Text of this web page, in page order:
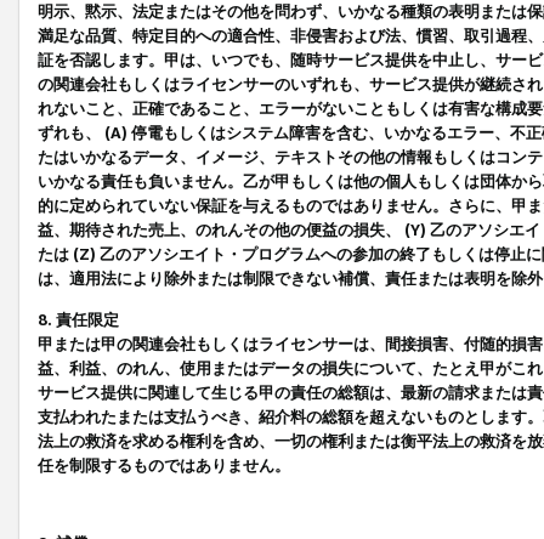
明示、黙示、法定またはその他を問わず、いかなる種類の表明または
満足な品質、特定目的への適合性、非侵害および法、慣習、取引過程
証を否認します。甲は、いつでも、随時サービス提供を中止し、サー
の関連会社もしくはライセンサーのいずれも、サービス提供が継続さ
れないこと、正確であること、エラーがないこともしくは有害な構成
ずれも、 (A) 停電もしくはシステム障害を含む、いかなるエラー、不
たはいかなるデータ、イメージ、テキストその他の情報もしくはコン
いかなる責任も負いません。乙が甲もしくは他の個人もしくは団体か
的に定められていない保証を与えるものではありません。さらに、甲
益、期待された売上、のれんその他の便益の損失、 (Y) 乙のアソシエ
たは (Z) 乙のアソシエイト・プログラムへの参加の終了もしくは停止
は、適用法により除外または制限できない補償、責任または表明を除
8. 責任限定
甲または甲の関連会社もしくはライセンサーは、間接損害、付随的損
益、利益、のれん、使用またはデータの損失について、たとえ甲がこ
サービス提供に関連して生じる甲の責任の総額は、最新の請求または
支払われたまたは支払うべき、紹介料の総額を超えないものとします
法上の救済を求める権利を含め、一切の権利または衡平法上の救済を
任を制限するものではありません。